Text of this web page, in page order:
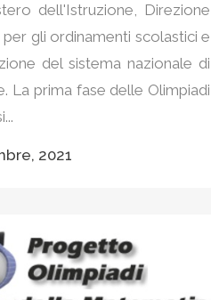
dell'Istruzione, Direzione
gli ordinamenti scolastici e
del sistema nazionale di
La prima fase delle Olimpiadi
2021